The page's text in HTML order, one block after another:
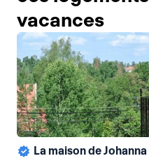
vacances
La maison de Johanna